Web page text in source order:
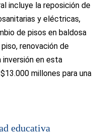
incluye la reposición de
y eléctricas,
de pisos en baldosa
renovación de
en esta
millones para una
educativa